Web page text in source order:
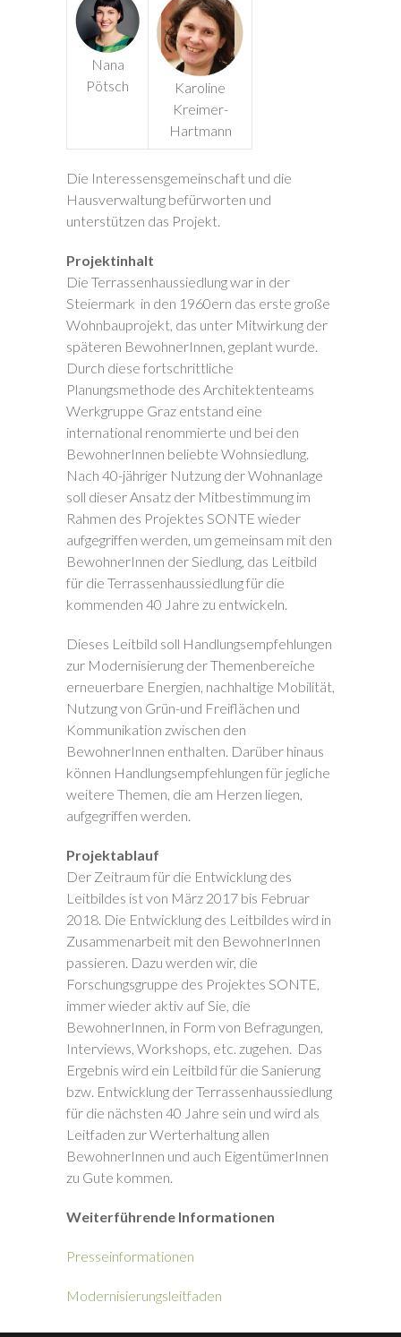
Nana
Pötsch
Karoline
Kreimer-
Hartmann
Die Interessensgemeinschaft und die
Hausverwaltung befürworten und
unterstützen das Projekt.
Projektinhalt
Die Terrassenhaussiedlung war in der
Steiermark in den 1960ern das erste große
Wohnbauprojekt, das unter Mitwirkung der
späteren BewohnerInnen, geplant wurde.
Durch diese fortschrittliche
Planungsmethode des Architektenteams
Werkgruppe Graz entstand eine
international renommierte und bei den
BewohnerInnen beliebte Wohnsiedlung.
Nach 40-jähriger Nutzung der Wohnanlage
soll dieser Ansatz der Mitbestimmung im
Rahmen des Projektes SONTE wieder
aufgegriffen werden, um gemeinsam mit den
BewohnerInnen der Siedlung, das Leitbild
für die Terrassenhaussiedlung für die
kommenden 40 Jahre zu entwickeln.
Dieses Leitbild soll Handlungsempfehlungen
zur Modernisierung der Themenbereiche
erneuerbare Energien, nachhaltige Mobilität,
Nutzung von Grün-und Freiflächen und
Kommunikation zwischen den
BewohnerInnen enthalten. Darüber hinaus
können Handlungsempfehlungen für jegliche
weitere Themen, die am Herzen liegen,
aufgegriffen werden.
Projektablauf
Der Zeitraum für die Entwicklung des
Leitbildes ist von März 2017 bis Februar
2018. Die Entwicklung des Leitbildes wird in
Zusammenarbeit mit den BewohnerInnen
passieren. Dazu werden wir, die
Forschungsgruppe des Projektes SONTE,
immer wieder aktiv auf Sie, die
BewohnerInnen, in Form von Befragungen,
Interviews, Workshops, etc. zugehen. Das
Ergebnis wird ein Leitbild für die Sanierung
bzw. Entwicklung der Terrassenhaussiedlung
für die nächsten 40 Jahre sein und wird als
Leitfaden zur Werterhaltung allen
BewohnerInnen und auch EigentümerInnen
zu Gute kommen.
Weiterführende Informationen
Presseinformationen
Modernisierungsleitfaden